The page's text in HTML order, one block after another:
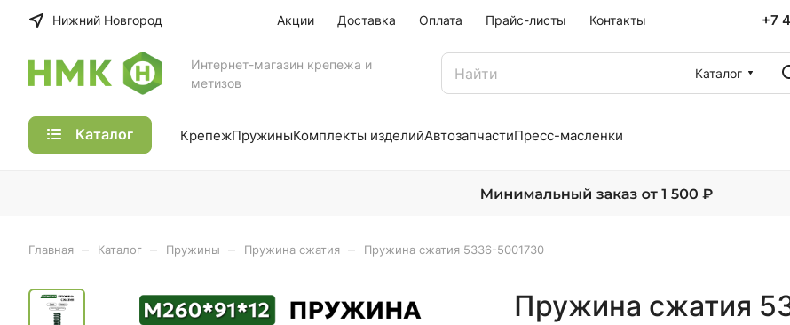
Нижний Новгород Акции Доставка Оплата Прайс-листы Контакты +7
Интернет-магазин крепежа и
метизов
Каталог
Каталог КрепежПружиныКомплекты изделийАвтозапчастиПресс-масленки
Главная Каталог Пружины Пружина сжатия Пружина сжатия 5336-5001730
Пружина сжатия